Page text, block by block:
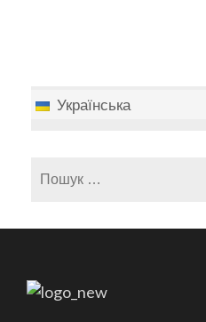
Українська